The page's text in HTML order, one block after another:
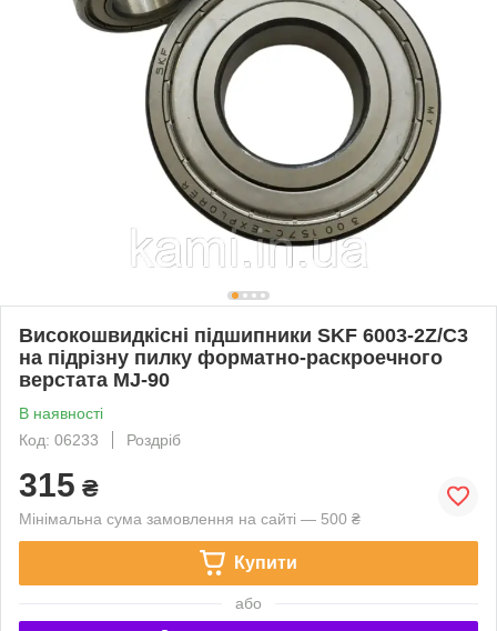
Високошвидкісні підшипники SKF 6003-2Z/C3
на підрізну пилку форматно-раскроечного
верстата MJ-90
В наявності
Код: 06233
Роздріб
315 ₴
Мінімальна сума замовлення на сайті — 500 ₴
Купити
або